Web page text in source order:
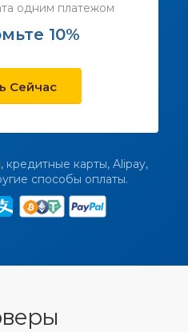
одним платежом
10%
Сейчас
карты, Alipay,
способы оплаты.